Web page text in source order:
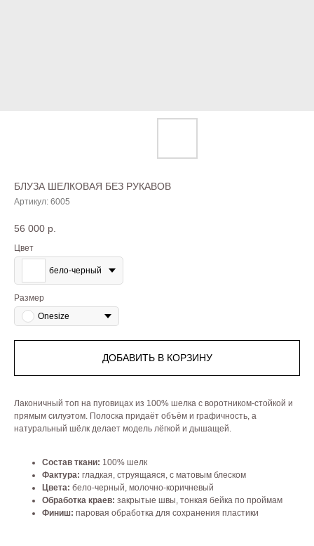
БЛУЗА ШЕЛКОВАЯ БЕЗ РУКАВОВ
Артикул: 6005
56 000 р.
Цвет
бело-черный
Размер
Onesize
ДОБАВИТЬ В КОРЗИНУ
Лаконичный топ на пуговицах из 100% шелка с воротником-стойкой и
прямым силуэтом. Полоска придаёт объём и графичность, а
натуральный шёлк делает модель лёгкой и дышащей.
Состав ткани: 100% шелк
Фактура: гладкая, струящаяся, с матовым блеском
Цвета: бело-черный, молочно-коричневый
Обработка краев: закрытые швы, тонкая бейка по проймам
Финиш: паровая обработка для сохранения пластики